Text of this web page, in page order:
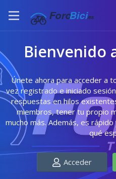
Bienvenido
Únete ahora para acceder a
vez registrado e iniciado
respuestas en hilos
miembros, tener tu propio
mucho más. Además, es
qué
Acceder